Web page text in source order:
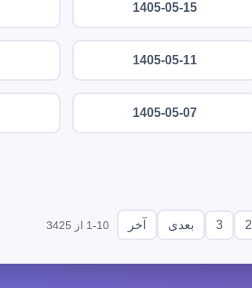
1405-05-15
1405-05-11
1405-05-07
2
3 بعدی آخر 1-10 از 3425